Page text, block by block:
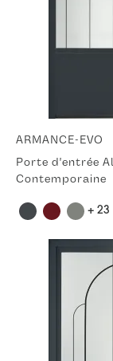
ARMANCE-EVO
Porte d'entrée
Contemporaine
+ 23